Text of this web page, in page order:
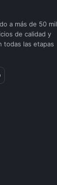
a más de 50 mil
de calidad y
todas las etapas